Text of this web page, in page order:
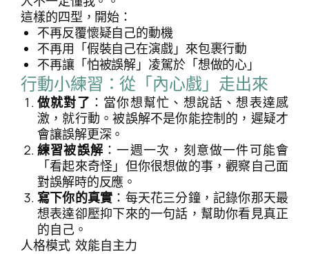
搜尋
這樣的四型，開始：
不再反覆懷疑自己的動機
不再用「假裝自己在演戲」來包裹行動
不再讓「怕被誤解」凌駕於「想做的心」
行動小練習：從「內心戲」走出來
做就對了 ：當你想幫忙、想說話、想表達感
激，就行動。被誤解不是你能控制的，遲疑才
會讓誤解更深。
練習被誤解 ：一週一次，刻意做一件可能會
「看起來奇怪」但你很想做的事，觀察自己面
對誤解時的反應。
寫下你的真實 ：每天花三分鐘，記錄你那天最
想表達卻壓抑下來的一句話，幫助你看見真正
的自己。
人格模式 效能自主力